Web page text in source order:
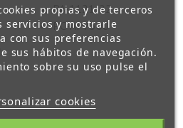
PA-1121-22
PC-AP7300
propias y de terceros
servicios y mostrarle
con sus preferencias
sus hábitos de navegación.
sobre su uso pulse el
cookies